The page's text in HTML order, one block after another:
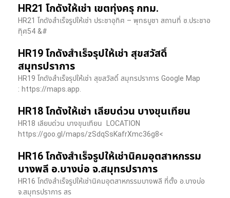
HR21 โกดังให้เช่า เขตทุ่งครุ กทม.
HR21 โกดังสำเร็จรูปให้เช่า ประชาอุทิศ – พุทธบูชา สถานที่ ซ.ประชาอ
ทุิศ54 &#
HR19 โกดังสำเร็จรุปให้เช่า สุขสวัสดิ์
สมุทรปราการ
HR19 โกดังสำเร็จรุปให้เช่า สุขสวัสดิ์ สมุทรปราการ Google Map
: https://maps.app.
HR18 โกดังให้เช่า เลียบด่วน บางขุนเทียน
HR18 เลียบด่วน​ บางขุนเทียน​ LOCATION
https://goo.gl/maps/zSdqSsKafrXmc36g8<
HR16 โกดังสำเร็จรูปให้เช่านิคมอุตสาหกรรม
บางพลี อ.บางบ่อ จ.สมุทรปราการ
HR16 โกดังสำเร็จรูปให้เช่านิคมอุตสาหกรรมบางพลี ที่ตั้ง อ.บางบ่อ
จ.สมุทรปราการ สร